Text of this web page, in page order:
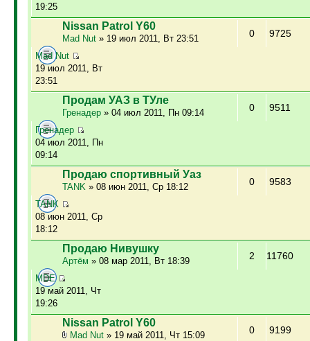
19:25
Nissan Patrol Y60
Mad Nut» 19 июл 2011, Вт 23:51 0 9725
Mad Nut
19 июл 2011, Вт
23:51
Продам УАЗ в ТУле
Гренадер» 04 июл 2011, Пн 09:14 0 9511
Гренадер
04 июл 2011, Пн
09:14
Продаю спортивный Уаз
TANK» 08 июн 2011, Ср 18:12 0 9583
TANK
08 июн 2011, Ср
18:12
Продаю Нивушку
Артём » 08 мар 2011, Вт 18:39 2 11760
MDE
19 май 2011, Чт
19:26
Nissan Patrol Y60
Mad Nut» 19 май 2011, Чт 15:09 0 9199